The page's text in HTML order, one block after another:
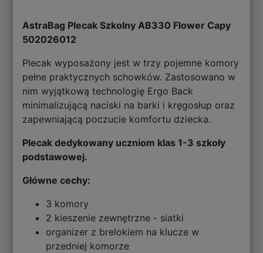
AstraBag Plecak Szkolny AB330 Flower Capy
502026012
Plecak wyposażony jest w trzy pojemne komory
pełne praktycznych schowków. Zastosowano w
nim wyjątkową technologię Ergo Back
minimalizującą naciski na barki i kręgosłup oraz
zapewniającą poczucie komfortu dziecka.
Plecak dedykowany uczniom klas 1-3 szkoły
podstawowej.
Główne cechy:
3 komory
2 kieszenie zewnętrzne - siatki
organizer z brelokiem na klucze w
przedniej komorze